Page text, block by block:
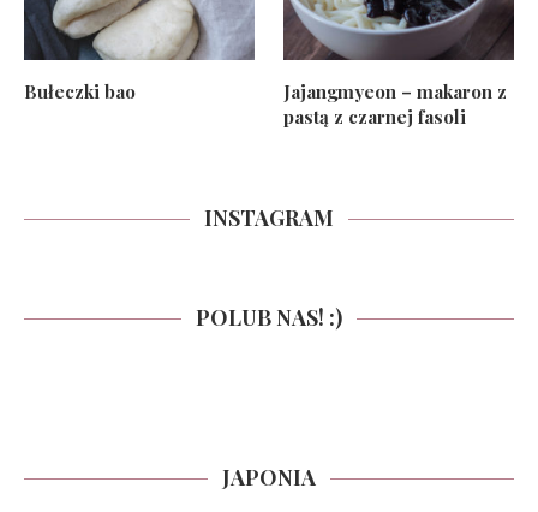
Bułeczki bao
Jajangmyeon – makaron z
pastą z czarnej fasoli
INSTAGRAM
POLUB NAS! :)
JAPONIA